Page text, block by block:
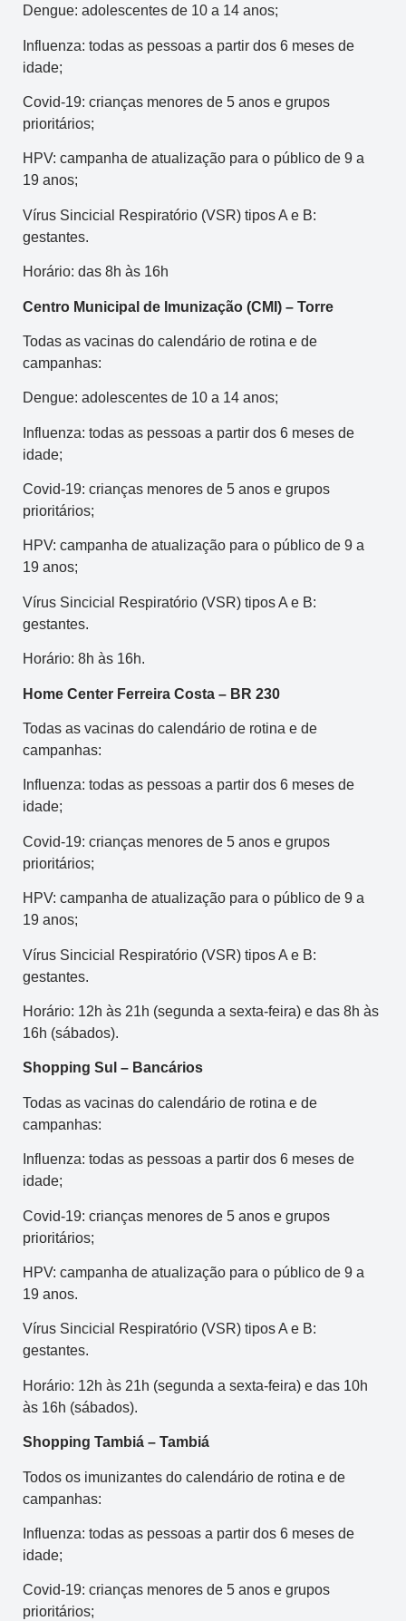
Dengue: adolescentes de 10 a 14 anos;
Influenza: todas as pessoas a partir dos 6 meses de
idade;
Covid-19: crianças menores de 5 anos e grupos
prioritários;
HPV: campanha de atualização para o público de 9 a
19 anos;
Vírus Sincicial Respiratório (VSR) tipos A e B:
gestantes.
Horário: das 8h às 16h
Centro Municipal de Imunização (CMI) – Torre
Todas as vacinas do calendário de rotina e de
campanhas:
Dengue: adolescentes de 10 a 14 anos;
Influenza: todas as pessoas a partir dos 6 meses de
idade;
Covid-19: crianças menores de 5 anos e grupos
prioritários;
HPV: campanha de atualização para o público de 9 a
19 anos;
Vírus Sincicial Respiratório (VSR) tipos A e B:
gestantes.
Horário: 8h às 16h.
Home Center Ferreira Costa – BR 230
Todas as vacinas do calendário de rotina e de
campanhas:
Influenza: todas as pessoas a partir dos 6 meses de
idade;
Covid-19: crianças menores de 5 anos e grupos
prioritários;
HPV: campanha de atualização para o público de 9 a
19 anos;
Vírus Sincicial Respiratório (VSR) tipos A e B:
gestantes.
Horário: 12h às 21h (segunda a sexta-feira) e das 8h às
16h (sábados).
Shopping Sul – Bancários
Todas as vacinas do calendário de rotina e de
campanhas:
Influenza: todas as pessoas a partir dos 6 meses de
idade;
Covid-19: crianças menores de 5 anos e grupos
prioritários;
HPV: campanha de atualização para o público de 9 a
19 anos.
Vírus Sincicial Respiratório (VSR) tipos A e B:
gestantes.
Horário: 12h às 21h (segunda a sexta-feira) e das 10h
às 16h (sábados).
Shopping Tambiá – Tambiá
Todos os imunizantes do calendário de rotina e de
campanhas:
Influenza: todas as pessoas a partir dos 6 meses de
idade;
Covid-19: crianças menores de 5 anos e grupos
prioritários;